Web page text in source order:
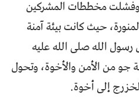
وفشلت مخططات المشركين
حيث كانت بيئة آمنة
الله صلى الله عليه
جو من الأمن والأخوة، وتحول
إلى أخوة.